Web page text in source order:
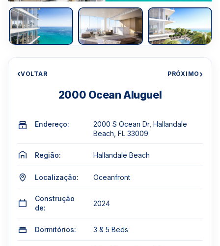
‹VOLTAR PRÓXIMO›
2000 Ocean Aluguel
Endereço:
2000 S Ocean Dr, Hallandale
Beach, FL 33009
Região: Hallandale Beach
Localização: Oceanfront
Construção
de:
2024
Dormitórios: 3 & 5 Beds